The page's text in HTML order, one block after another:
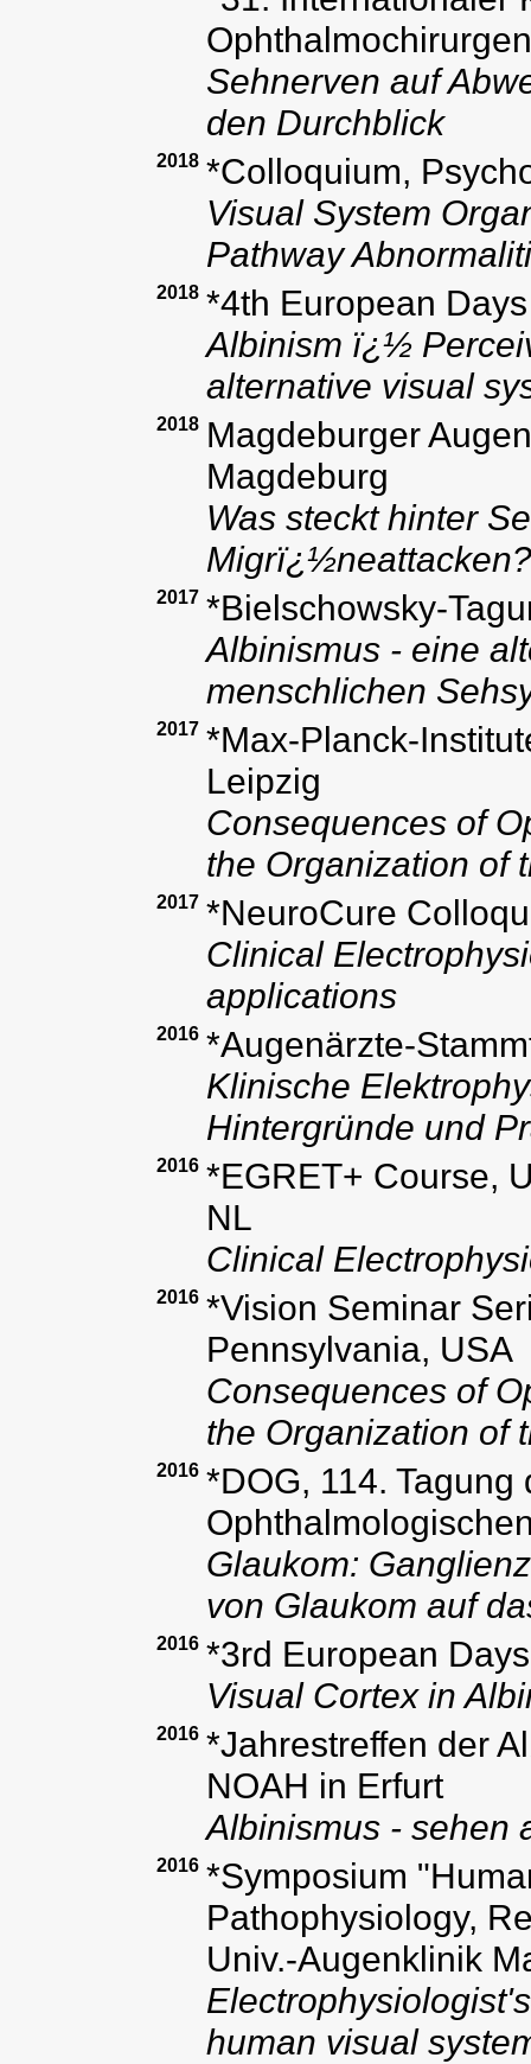
Sehnerven auf
den Durchblick
2018 *Colloquium,
Visual System
Pathway
2018 *4th European
Albinism ï¿½
alternative visual
2018 Magdeburger
Magdeburg
Was steckt hinter
Migrï¿½neattacken?
2017 *Bielschowsky-
Albinismus - eine
menschlichen
2017 *Max-Planck-
Leipzig
Consequences of
the Organization of
2017 *NeuroCure
Clinical
applications
2016 *Augenärzte-
Klinische
Hintergründe und
2016 *EGRET+ Course,
NL
Clinical
2016 *Vision Seminar
Pennsylvania, USA
Consequences of
the Organization of
2016 *DOG, 114. Tagung
Glaukom:
von Glaukom auf
2016 *3rd European
Visual Cortex in
2016 *Jahrestreffen der
NOAH in Erfurt
Albinismus - sehen
2016 *Symposium
Pathophysiology,
Univ.-Augenklinik
human visual